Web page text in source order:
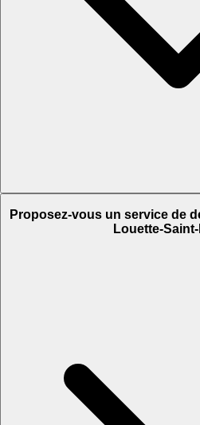
Proposez-vous un service de
Louette-